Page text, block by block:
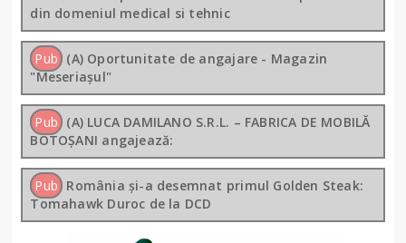
din domeniul medical si tehnic
Pub (A) Oportunitate de angajare - Magazin
"Meseriașul"
Pub (A) LUCA DAMILANO S.R.L. – FABRICA DE MOBILĂ
BOTOȘANI angajează:
Pub România și-a desemnat primul Golden Steak:
Tomahawk Duroc de la DCD